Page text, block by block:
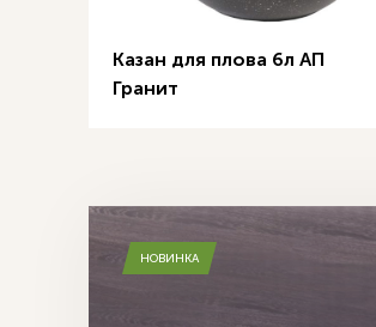
Казан для плова 6л АП
Гранит
НОВИНКА